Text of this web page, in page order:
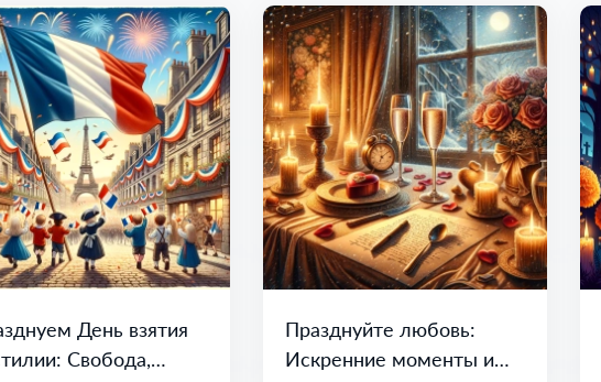
День взятия
Свобода,
Празднуйте любовь:
Искренние моменты и